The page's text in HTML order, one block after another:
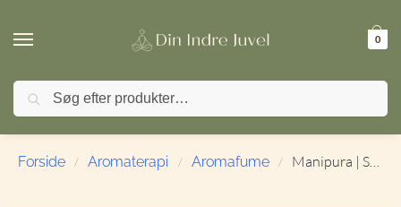
0
🚚 FRI FRAGT ved køb over 499,- | ⭐ TrustPilot 4,9 / 5
Forside / Aromaterapi / Aromafume / Manipura | Solar Plexus Chakra | Aromafume | 9 Briketter